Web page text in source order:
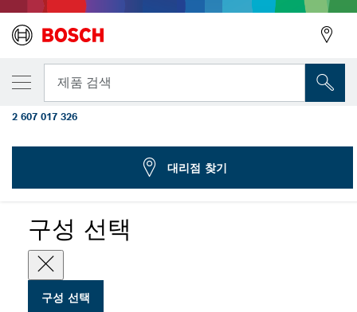
제품 검색
구성 선택
구성 선택
선택한 변형
35종 CYL-3 드릴 및 스크류드라이버 비트 세트
Extra Hard, PH, PZ, SL, H, T
2 607 017 326
대리점 찾기